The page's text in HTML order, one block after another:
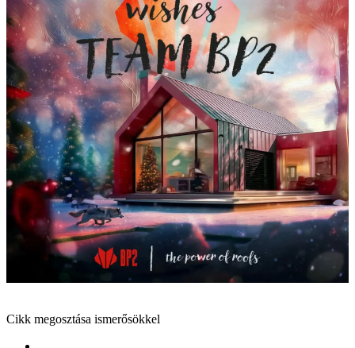
Cikk megosztása ismerősökkel